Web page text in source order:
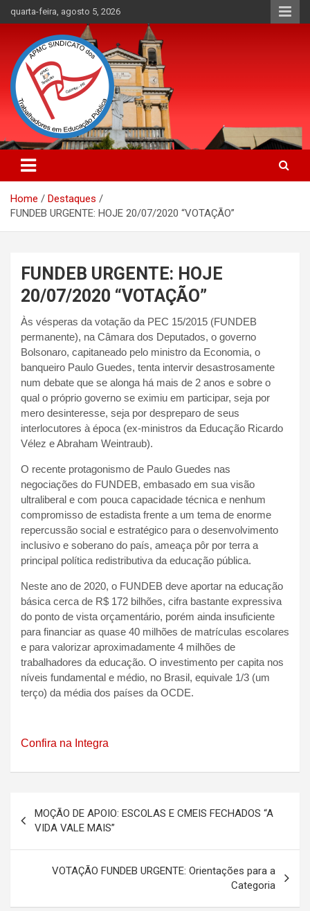
to
quarta-feira, agosto 5, 2026
APMC Sindicato: Sindicato dos
Trabalhadores em Educação
Pública
APMC Sindicato dos Trabalhadores em educação pública do
município de Colombo, Estado do Paraná. Nenhum Direito a
Menos!
Home
Destaques
FUNDEB URGENTE: HOJE 20/07/2020 “VOTAÇÃO”
FUNDEB URGENTE: HOJE
20/07/2020 “VOTAÇÃO”
Às vésperas da votação da PEC 15/2015 (FUNDEB
permanente), na Câmara dos Deputados, o governo
Bolsonaro, capitaneado pelo ministro da Economia, o
banqueiro Paulo Guedes, tenta intervir desastrosamente
num debate que se alonga há mais de 2 anos e sobre o
qual o próprio governo se eximiu em participar, seja por
mero desinteresse, seja por despreparo de seus
interlocutores à época (ex-ministros da Educação Ricardo
Vélez e Abraham Weintraub).
O recente protagonismo de Paulo Guedes nas
negociações do FUNDEB, embasado em sua visão
ultraliberal e com pouca capacidade técnica e nenhum
compromisso de estadista frente a um tema de enorme
repercussão social e estratégico para o desenvolvimento
inclusivo e soberano do país, ameaça pôr por terra a
principal política redistributiva da educação pública.
Neste ano de 2020, o FUNDEB deve aportar na educação
básica cerca de R$ 172 bilhões, cifra bastante expressiva
do ponto de vista orçamentário, porém ainda insuficiente
para financiar as quase 40 milhões de matrículas escolares
e para valorizar aproximadamente 4 milhões de
trabalhadores da educação. O investimento per capita nos
níveis fundamental e médio, no Brasil, equivale 1/3 (um
terço) da média dos países da OCDE.
Confira na Integra
Navegação
de
Post
MOÇÃO DE APOIO: ESCOLAS E CMEIS FECHADOS “A
VIDA VALE MAIS”
VOTAÇÃO FUNDEB URGENTE: Orientações para a
Categoria